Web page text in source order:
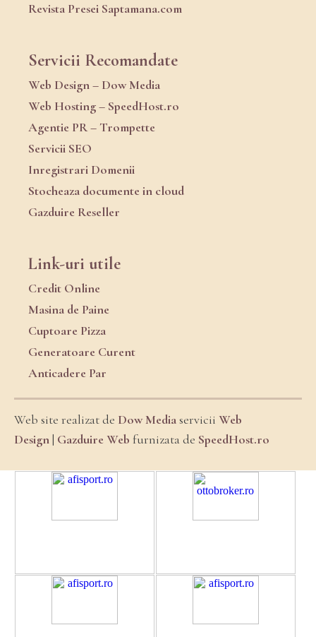
Revista Presei Saptamana.com
Servicii Recomandate
Web Design – Dow Media
Web Hosting – SpeedHost.ro
Agentie PR – Trompette
Servicii SEO
Inregistrari Domenii
Stocheaza documente in cloud
Gazduire Reseller
Link-uri utile
Credit Online
Masina de Paine
Cuptoare Pizza
Generatoare Curent
Anticadere Par
Web site realizat de Dow Mediaservicii Web
Design| Gazduire Web furnizata de SpeedHost.ro